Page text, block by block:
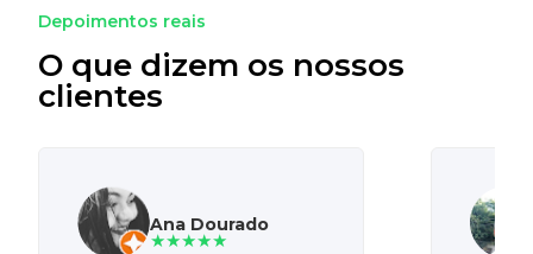
Depoimentos reais
O que dizem os nossos
clientes
Ana Dourado
★★★★★